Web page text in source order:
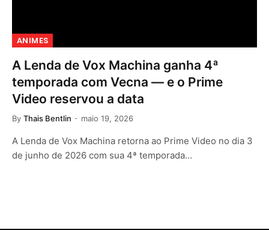
ANIMES
A Lenda de Vox Machina ganha 4ª
temporada com Vecna — e o Prime
Video reservou a data
By Thais Bentlin maio 19, 2026
A Lenda de Vox Machina retorna ao Prime Video no dia 3
de junho de 2026 com sua 4ª temporada…